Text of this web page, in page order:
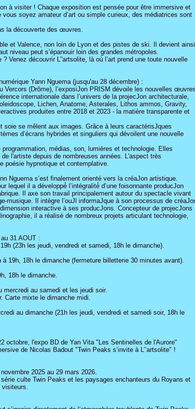
à visiter ! Chaque exposition est pensée pour être immersive et
soyez amateur d’art ou simple curieux, des médiatrices sont
la découverte des œuvres.
et Valence, non loin de Lyon et des pistes de ski. Il devient ainsi
niveau peut s’épanouir loin des grandes métropoles.
Venez découvrir L’'artsolite, là où l’art prend une toute nouvelle
Yann Nguema (jusqu'au 28 décembre) :
Vercors (Drôme), l’exposiJon PRISM dévoile les nouvelles
internationale dans l’univers de la projecJon architecturale,
Lichen, Anatome, Asterales, Lithos ammos, Gravity,
produites entre 2018 et 2023 - la matière transparente et
se mêlent aux images. Grâce à leurs caractérisJques
d’écrans hybrides et singuliers qui dévoilent une nouvelle
médias, son, lumières et technologie. Elles
l'artiste depuis de nombreuses années. L'aspect très
poésie hypnotique et contemplative.
Nguema s’est finalement orienté vers la créaJon artistique.
lequel il a développé́ l’intégralité́ d’une foisonnante producJon
Il axe son travail principalement autour du spectacle vivant
musique. Il intègre l’ouJl informaJque à son processus de
interactive à ses producJons. Concepteur de projecJons
il a réalisé de nombreux projets articulant technologie,
31 AOUT :
(23h les jeudi, vendredi et samedi, 18h le dimanche).
19h, 18h le dimanche (fermeture billetterie 30 minutes avant).
18h le dimanche.
mercredi au samedi et les jeudi soir.
Carte mixte le dimanche midi.
au dimanche (21h les jeudi, vendredi et samedi soir, 18h le
octobre, l'expo BD de Yan Vita "Les Sentinelles de l'Aurore"
de Nicolas Badout "Twin Peaks s’invite à L’’artsolite" !
2025 au 29 mars 2026.
culte Twin Peaks et les paysages enchanteurs du Royans et
visiteurs.